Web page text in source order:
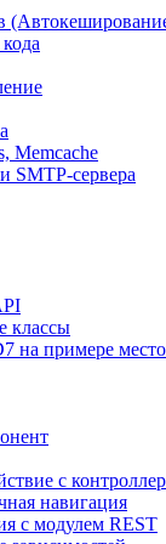
Memcache
SMTP-сервера
классы
на примере
с
навигация
с модулем REST